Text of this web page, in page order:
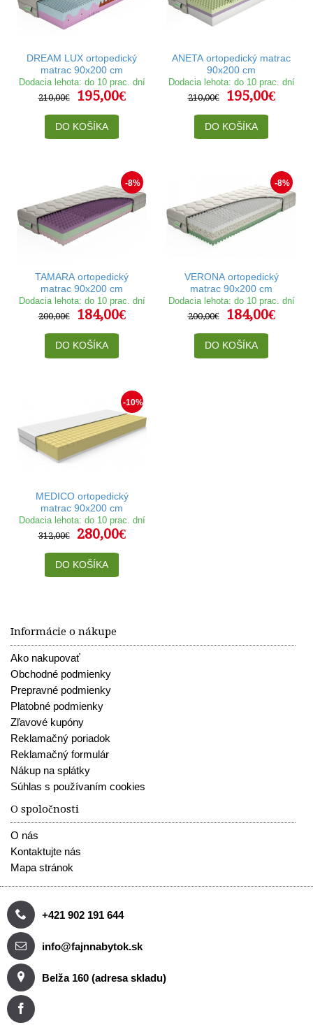
DREAM LUX ortopedický
matrac 90x200 cm
Dodacia lehota: do 10 prac. dní
210,00€
195,00€
DO KOŠÍKA
ANETA ortopedický matrac
90x200 cm
Dodacia lehota: do 10 prac. dní
210,00€
195,00€
DO KOŠÍKA
-8%
TAMARA ortopedický
matrac 90x200 cm
Dodacia lehota: do 10 prac. dní
200,00€
184,00€
DO KOŠÍKA
-8%
VERONA ortopedický
matrac 90x200 cm
Dodacia lehota: do 10 prac. dní
200,00€
184,00€
DO KOŠÍKA
-10%
MEDICO ortopedický
matrac 90x200 cm
Dodacia lehota: do 10 prac. dní
312,00€
280,00€
DO KOŠÍKA
Informácie o nákupe
Ako nakupovať
Obchodné podmienky
Prepravné podmienky
Platobné podmienky
Zľavové kupóny
Reklamačný poriadok
Reklamačný formulár
Nákup na splátky
Súhlas s používaním cookies
O spoločnosti
O nás
Kontaktujte nás
Mapa stránok
+421 902 191 644
info@fajnnabytok.sk
Belža 160 (adresa skladu)